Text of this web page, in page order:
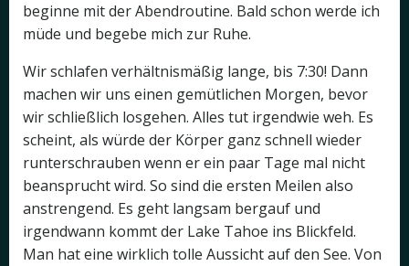
beginne mit der Abendroutine. Bald schon werde ich
müde und begebe mich zur Ruhe.
Wir schlafen verhältnismäßig lange, bis 7:30! Dann
machen wir uns einen gemütlichen Morgen, bevor
wir schließlich losgehen. Alles tut irgendwie weh. Es
scheint, als würde der Körper ganz schnell wieder
runterschrauben wenn er ein paar Tage mal nicht
beansprucht wird. So sind die ersten Meilen also
anstrengend. Es geht langsam bergauf und
irgendwann kommt der Lake Tahoe ins Blickfeld.
Man hat eine wirklich tolle Aussicht auf den See. Von